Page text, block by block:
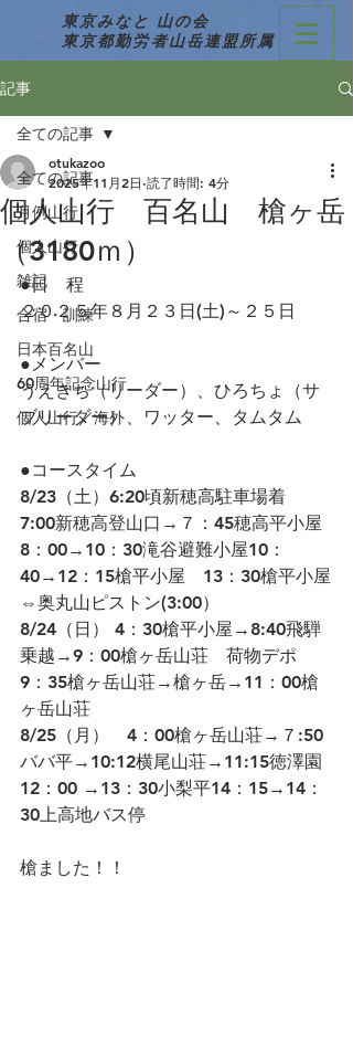
東京みなと 山の会
東京都勤労者山岳連盟所属
記事
全ての記事
月例山行
個人山行
雑記
合宿・訓練
日本百名山
60周年記念山行
個人山行／海外
全ての記事
個人山行 百名山 槍ヶ岳
（3180ｍ）
otukazoo
2025年11月2日 読了時間: 4分
●日　程
２０２５年８月２３日(土)～２５日
●メンバー
うえきち（リーダー）、ひろちょ（サ
ブリーダー）、ワッター、タムタム
●コースタイム
8/23（⼟）6:20頃新穂⾼駐⾞場着
7:00新穂⾼登山⼝→７：45穂⾼平小屋
8：00→10：30滝⾕避難小屋10：
40→12：15槍平小屋　13：30槍平小屋
⇔奥丸山ピストン(3:00）
8/24（日） 4：30槍平小屋→8:40飛騨
乗越→9：00槍ヶ岳山荘　荷物デポ
9：35槍ヶ岳山荘→槍ヶ岳→11：00槍
ヶ岳山荘
8/25（月）　4：00槍ヶ岳山荘→７:50
ババ平→10:12横尾山荘→11:15徳澤園
12：00 →13：30小梨平14：15→14：
30上⾼地バス停
槍ました！！